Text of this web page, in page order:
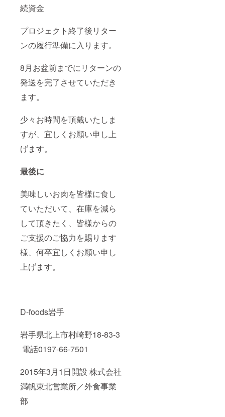
続資金
プロジェクト終了後リター
ンの履行準備に入ります。
8月お盆前までにリターンの
発送を完了させていただき
ます。
少々お時間を頂戴いたしま
すが、宜しくお願い申し上
げます。
最後に
美味しいお肉を皆様に食し
ていただいて、在庫を減ら
して頂きたく、皆様からの
ご支援のご協力を賜ります
様、何卒宜しくお願い申し
上げます。
D-foods岩手
岩手県北上市村崎野18-83-3
電話0197-66-7501
2015年3月1日開設 株式会社
満帆東北営業所／外食事業
部